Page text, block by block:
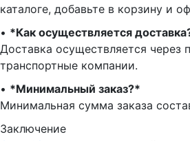
каталоге, добавьте в корзину и
•⁠ ⁠ *Как осуществляется
Доставка осуществляется через
транспортные компании.
•⁠ ⁠ *Минимальный заказ?*
Минимальная сумма заказа
Заключение